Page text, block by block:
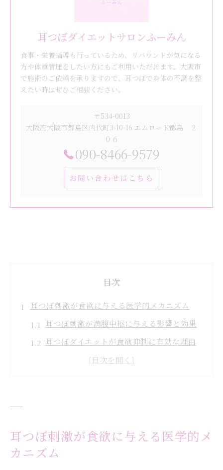
耳つぼダイエットサロンふーみん
食事・栄養指導も行っているため、リバウンドが気になる
方や体重管理をしたい方にもご利用いただけます。大阪市
で施術のご依頼を承りますので、耳つぼで身体の不調を整
えたい時はぜひご相談ください。
〒534-0013
大阪府大阪市都島区内代町3-10-16 エムロード都島 ２
０６
090-8466-9579
お問い合わせはこちら
目次
耳つぼ刺激が食欲に与える医学的メカニズム
耳つぼ刺激が満腹中枢に与える影響と効果
耳つぼダイエットが食欲抑制に有効な理由
大阪で注目の耳つぼダイエット体験談
耳つぼ刺激が食欲に与える医学的メ
カニズム